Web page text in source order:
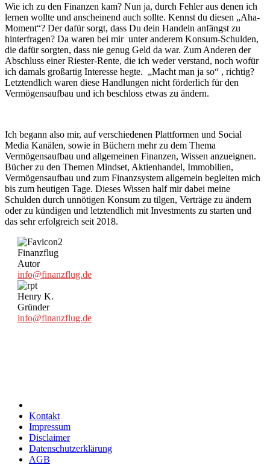
Wie ich zu den Finanzen kam? Nun ja, durch Fehler aus denen ich
lernen wollte und anscheinend auch sollte. Kennst du diesen „Aha-
Moment“? Der dafür sorgt, dass Du dein Handeln anfängst zu
hinterfragen? Da waren bei mir unter anderem Konsum-Schulden,
die dafür sorgten, dass nie genug Geld da war. Zum Anderen der
Abschluss einer Riester-Rente, die ich weder verstand, noch wofür
ich damals großartig Interesse hegte. „Macht man ja so“ , richtig?
Letztendlich waren diese Handlungen nicht förderlich für den
Vermögensaufbau und ich beschloss etwas zu ändern.
Ich begann also mir, auf verschiedenen Plattformen und Social
Media Kanälen, sowie in Büchern mehr zu dem Thema
Vermögensaufbau und allgemeinen Finanzen, Wissen anzueignen.
Bücher zu den Themen Mindset, Aktienhandel, Immobilien,
Vermögensaufbau und zum Finanzsystem allgemein begleiten mich
bis zum heutigen Tage. Dieses Wissen half mir dabei meine
Schulden durch unnötigen Konsum zu tilgen, Verträge zu ändern
oder zu kündigen und letztendlich mit Investments zu starten und
das sehr erfolgreich seit 2018.
Finanzflug
Autor
info@finanzflug.de
Henry K.
Gründer
info@finanzflug.de
Kontakt
Impressum
Disclaimer
Datenschutzerklärung
AGB